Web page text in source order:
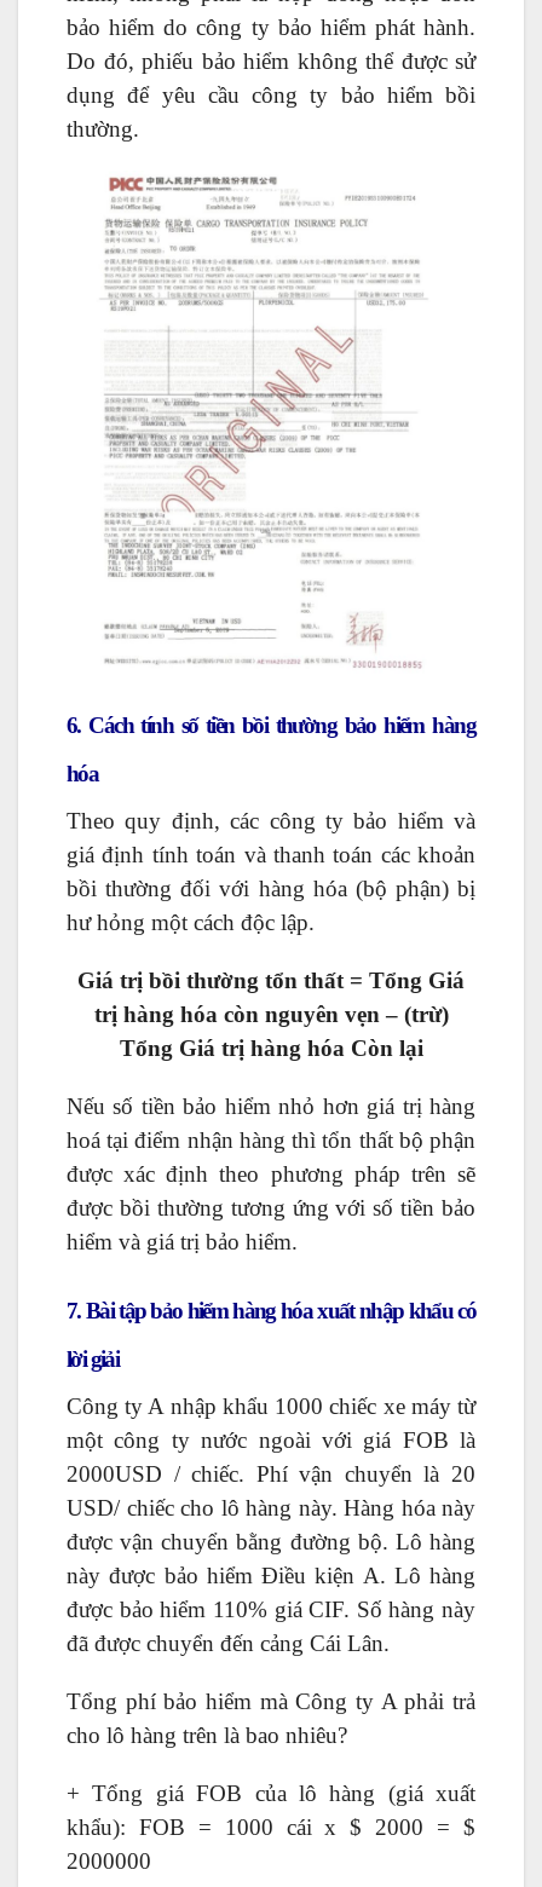
bảo hiểm do công ty bảo hiểm phát hành.
Do đó, phiếu bảo hiểm không thể được sử
dụng để yêu cầu công ty bảo hiểm bồi
thường.
6. Cách tính số tiền bồi thường bảo hiểm hàng
hóa
Theo quy định, các công ty bảo hiểm và
giá định tính toán và thanh toán các khoản
bồi thường đối với hàng hóa (bộ phận) bị
hư hỏng một cách độc lập.
Giá trị bồi thường tổn thất = Tổng Giá
trị hàng hóa còn nguyên vẹn – (trừ)
Tổng Giá trị hàng hóa Còn lại
Nếu số tiền bảo hiểm nhỏ hơn giá trị hàng
hoá tại điểm nhận hàng thì tổn thất bộ phận
được xác định theo phương pháp trên sẽ
được bồi thường tương ứng với số tiền bảo
hiểm và giá trị bảo hiểm.
7. Bài tập bảo hiểm hàng hóa xuất nhập khẩu có
lời giải
Công ty A nhập khẩu 1000 chiếc xe máy từ
một công ty nước ngoài với giá FOB là
2000USD / chiếc. Phí vận chuyển là 20
USD/ chiếc cho lô hàng này. Hàng hóa này
được vận chuyển bằng đường bộ. Lô hàng
này được bảo hiểm Điều kiện A. Lô hàng
được bảo hiểm 110% giá CIF. Số hàng này
đã được chuyển đến cảng Cái Lân.
Tổng phí bảo hiểm mà Công ty A phải trả
cho lô hàng trên là bao nhiêu?
+ Tổng giá FOB của lô hàng (giá xuất
khẩu): FOB = 1000 cái x $ 2000 = $
2000000